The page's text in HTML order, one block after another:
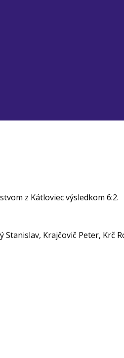
z Kátloviec výsledkom 6:2.
Krajčovič Peter, Krč